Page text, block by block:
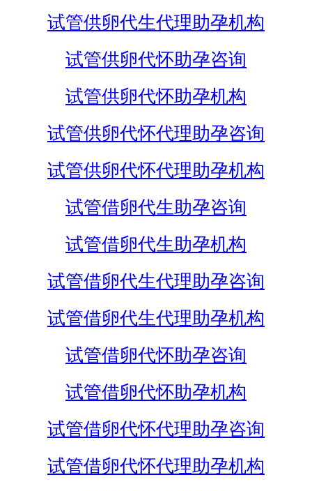
试管供卵代生代理助孕机构
试管供卵代怀助孕咨询
试管供卵代怀助孕机构
试管供卵代怀代理助孕咨询
试管供卵代怀代理助孕机构
试管借卵代生助孕咨询
试管借卵代生助孕机构
试管借卵代生代理助孕咨询
试管借卵代生代理助孕机构
试管借卵代怀助孕咨询
试管借卵代怀助孕机构
试管借卵代怀代理助孕咨询
试管借卵代怀代理助孕机构